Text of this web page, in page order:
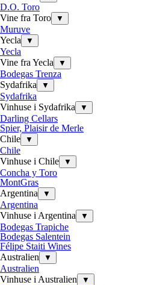
D.O. Toro
Vine fra Toro
▼
Muruve
Yecla
▼
Yecla
Vine fra Yecla
▼
Bodegas Trenza
Sydafrika
▼
Sydafrika
Vinhuse i Sydafrika
▼
Darling Cellars
Spier, Plaisir de Merle
Chile
▼
Chile
Vinhuse i Chile
▼
Concha y Toro
MontGras
Argentina
▼
Argentina
Vinhuse i Argentina
▼
Bodegas Trapiche
Bodegas Salentein
Félipe Staiti Wines
Australien
▼
Australien
Vinhuse i Australien
▼